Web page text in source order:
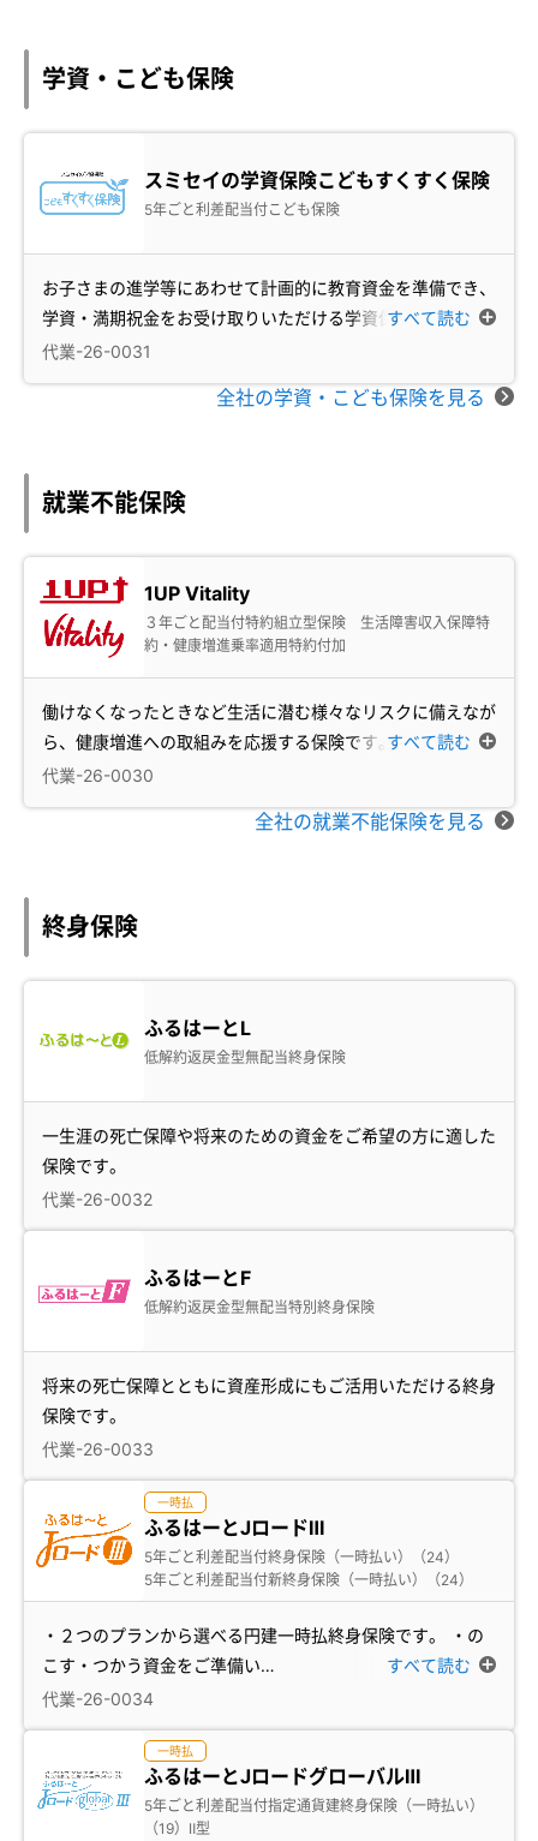
学資・こども保険
スミセイの学資保険こどもすくすく保険
5年ごと利差配当付こども保険
お子さまの進学等にあわせて計画的に教育資金を準備でき、
学資・満期祝金をお受け取りいただける学資保険で…
すべて読む
代業-26-0031
全社の学資・こども保険を見る
就業不能保険
1UP Vitality
３年ごと配当付特約組立型保険 生活障害収入保障特
約・健康増進乗率適用特約付加
働けなくなったときなど生活に潜む様々なリスクに備えなが
ら、健康増進への取組みを応援する保険です。…
すべて読む
代業-26-0030
全社の就業不能保険を見る
終身保険
ふるはーとL
低解約返戻金型無配当終身保険
一生涯の死亡保障や将来のための資金をご希望の方に適した
保険です。
代業-26-0032
ふるはーとF
低解約返戻金型無配当特別終身保険
将来の死亡保障とともに資産形成にもご活用いただける終身
保険です。
代業-26-0033
一時払
ふるはーとJロードⅢ
5年ごと利差配当付終身保険（一時払い）（24）
5年ごと利差配当付新終身保険（一時払い）（24）
・２つのプランから選べる円建一時払終身保険です。 ・の
こす・つかう資金をご準備い…
すべて読む
代業-26-0034
一時払
ふるはーとJロードグローバルⅢ
5年ごと利差配当付指定通貨建終身保険（一時払い）
（19）Ⅱ型